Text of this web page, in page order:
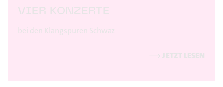
VIER KONZERTE
bei den Klangspuren Schwaz
⟶ JETZT LESEN